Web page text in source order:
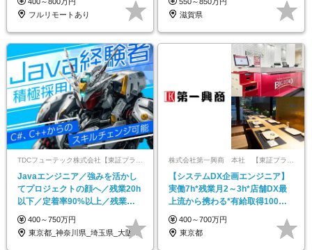
フルリモートあり
滋賀県
TDCフューテック株式会社【東証プライム市場TDCグループ】
Javaエンジニア／強みを活かし
てプロジェクトの顔へ／残業20h
以下／定着率90%以上／残業代
全額⽀給
400～750万円
東京都_神奈川県_埼玉県_大阪府_新潟県
株式会社第一興商 本社 【東証プライム上場】
【システムDX企画エンジニア】
実働7h*残業月2～3h*店舗DX最
上流から携わる*有給取得100%
も可*社割有
400～700万円
東京都